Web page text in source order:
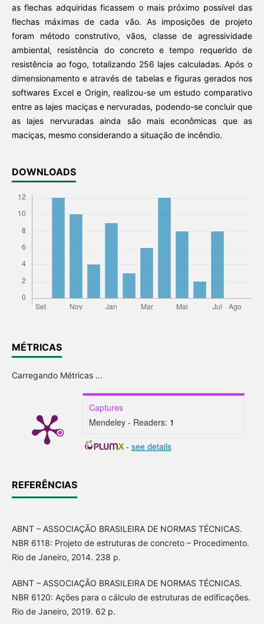
as flechas adquiridas ficassem o mais próximo possível das
flechas máximas de cada vão. As imposições de projeto
foram método construtivo, vãos, classe de agressividade
ambiental, resistência do concreto e tempo requerido de
resistência ao fogo, totalizando 256 lajes calculadas. Após o
dimensionamento e através de tabelas e figuras gerados nos
softwares Excel e Origin, realizou-se um estudo comparativo
entre as lajes maciças e nervuradas, podendo-se concluir que
as lajes nervuradas ainda são mais econômicas que as
maciças, mesmo considerando a situação de incêndio.
DOWNLOADS
MÉTRICAS
Carregando Métricas ...
Captures
Mendeley - Readers: 1
- see details
REFERÊNCIAS
ABNT – ASSOCIAÇÃO BRASILEIRA DE NORMAS TÉCNICAS.
NBR 6118: Projeto de estruturas de concreto – Procedimento.
Rio de Janeiro, 2014. 238 p.
ABNT – ASSOCIAÇÃO BRASILEIRA DE NORMAS TÉCNICAS.
NBR 6120: Ações para o cálculo de estruturas de edificações.
Rio de Janeiro, 2019. 62 p.